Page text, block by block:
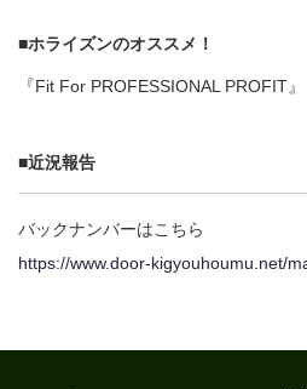
■ホライズンのオススメ！
『Fit For PROFESSIONAL PROFIT』
■近況報告
バックナンバーはこちら
https://www.door-kigyouhoumu.net/